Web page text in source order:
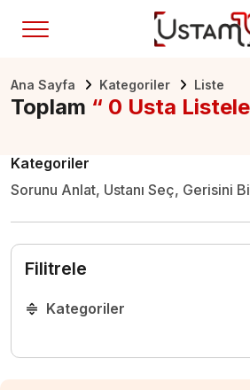
Ana Sayfa Kategoriler Liste
Toplam “ 0 Usta
Kategoriler
Sorunu Anlat, Ustanı Seç, Gerisini
Filitrele
Kategoriler